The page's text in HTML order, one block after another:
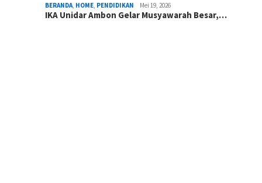
BERANDA, HOME, PENDIDIKAN Mei 19, 2026
IKA Unidar Ambon Gelar Musyawarah Besar,…